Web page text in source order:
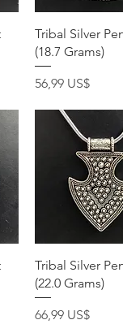
Vista
Tribal Silver
(18.7 Grams)
Precio
56,99 US$
Vista
Tribal Silver
(22.0 Grams)
Precio
66,99 US$